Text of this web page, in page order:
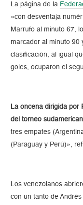
La página de la
«con desventaja
Marrufo al minuto 67,
marcador al minuto 90
clasificación, al igual
goles, ocuparon el
La oncena dirigida por
del torneo
tres empates
(Paraguay y Perú)»,
Los venezolanos
con un tanto de